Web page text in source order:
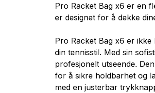
Pro Racket Bag x6 er en
er designet for å dekke
Pro Racket Bag x6 er
din tennisstil. Med sin
profesjonelt utseende.
for å sikre holdbarhet og
med en justerbar